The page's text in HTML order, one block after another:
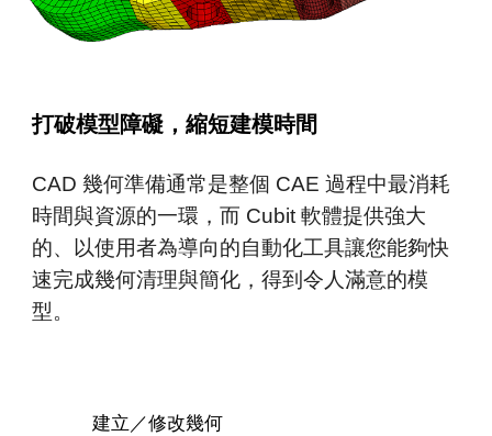
打破模型障礙，縮短建模時間
CAD幾何準備通常是整個 CAE過程中最消耗
時間與資源的一環，而 Cubit 軟體提供強大
的、以使用者為導向的自動化工具讓您能夠快
速完成幾何清理與簡化，得到令人滿意的模
型。
建立／修改幾何